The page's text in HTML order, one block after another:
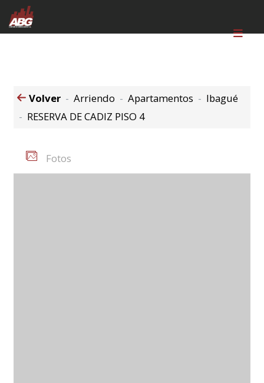
Volver Arriendo Apartamentos
Ibagué
RESERVA DE CADIZ PISO 4
Fotos